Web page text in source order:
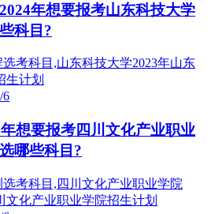
年想要报考山东科技大学
科目?
6
想要报考四川文化产业职业
哪些科目?